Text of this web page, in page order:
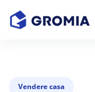
Vendere casa